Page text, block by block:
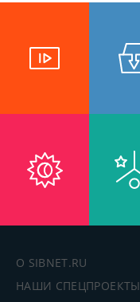
О SIBNET.RU
НАШИ СПЕЦПРОЕКТЫ